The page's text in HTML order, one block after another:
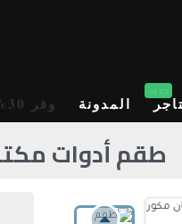
جديد
المدونة وفر 30%
طقم أدوات مكتبية